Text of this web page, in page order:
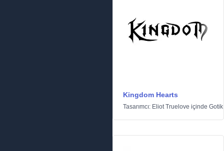
Kingdom Hearts
Tasarımcı: Eliot Truelove içinde Gotik